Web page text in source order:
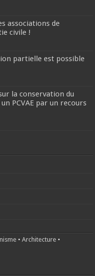
associations de
civile !
partielle est possible
la conservation du
PCVAE par un recours
•Architecture •